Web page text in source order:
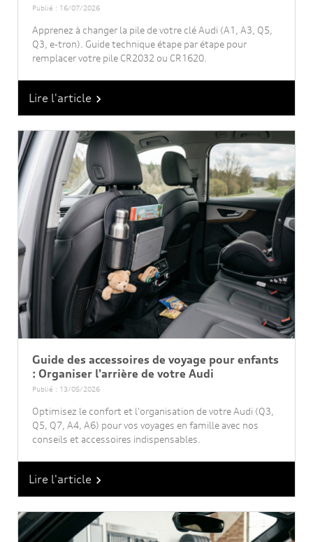
Publié : 16/07/2026
Apprenez à changer la pile de votre clé Audi (A1, A3, Q5,
Q3, e-tron). Guide technique étape par étape pour
remplacer votre pile CR2032 ou CR1620.
Lire l'article 
Guide des accessoires de voyage pour enfants
: Organiser l'arrière de votre Audi
Publié : 13/05/2026
Optimisez le confort et l'organisation de votre Audi (Q3,
Q5, Q7, A4, A6) pour vos voyages en famille avec nos
conseils et accessoires indispensables.
Lire l'article 